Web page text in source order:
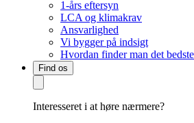
1-års eftersyn
LCA og klimakrav
Ansvarlighed
Vi bygger på indsigt
Hvordan finder man det
Find os
Interesseret i at høre nærmere?